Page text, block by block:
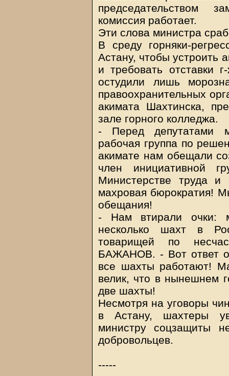
председательством
комиссия работает.
Эти слова министра
В среду горняки-
Астану, чтобы устроить
и требовать отставки
остудили лишь
правоохранительных
акимата Шахтинска,
зале горного колледжа.
- Перед депутатами
рабочая группа по
акимате нам обещали
член
Министерстве труда
махровая бюрократия!
обещания!
- Нам втирали очки:
несколько шахт в
товарищей по
БАЖАНОВ. - Вот ответ
все шахты работают!
велик, что в нынешнем
две шахты!
Несмотря на уговоры
в Астану, шахтеры
министру соцзащиты
добровольцев.
-----